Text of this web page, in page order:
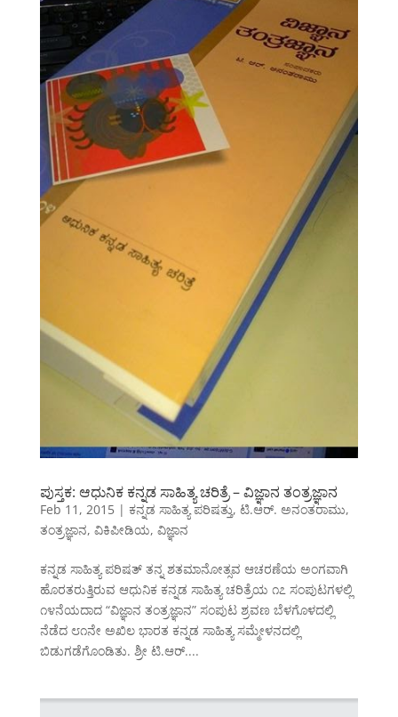
ಪುಸ್ತಕ: ಆಧುನಿಕ ಕನ್ನಡ ಸಾಹಿತ್ಯ ಚರಿತ್ರೆ – ವಿಜ್ಞಾನ ತಂತ್ರಜ್ಞಾನ
Feb 11, 2015| ಕನ್ನಡ ಸಾಹಿತ್ಯ ಪರಿಷತ್ತು, ಟಿ.ಆರ್. ಅನಂತರಾಮು,
ತಂತ್ರಜ್ಞಾನ, ವಿಕಿಪೀಡಿಯ, ವಿಜ್ಞಾನ
ಕನ್ನಡ ಸಾಹಿತ್ಯ ಪರಿಷತ್ ತನ್ನ ಶತಮಾನೋತ್ಸವ ಆಚರಣೆಯ ಅಂಗವಾಗಿ
ಹೊರತರುತ್ತಿರುವ ಆಧುನಿಕ ಕನ್ನಡ ಸಾಹಿತ್ಯ ಚರಿತ್ರೆಯ ೧೭ ಸಂಪುಟಗಳಲ್ಲಿ
೧೪ನೆಯದಾದ “ವಿಜ್ಞಾನ ತಂತ್ರಜ್ಞಾನ” ಸಂಪುಟ ಶ್ರವಣ ಬೆಳಗೊಳದಲ್ಲಿ
ನೆಡೆದ ೮೧ನೇ ಅಖಿಲ ಭಾರತ ಕನ್ನಡ ಸಾಹಿತ್ಯ ಸಮ್ಮೇಳನದಲ್ಲಿ
ಬಿಡುಗಡೆಗೊಂಡಿತು. ಶ್ರೀ ಟಿ.ಆರ್....